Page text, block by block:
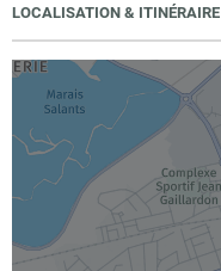
LOCALISATION & ITINÉRAIRE